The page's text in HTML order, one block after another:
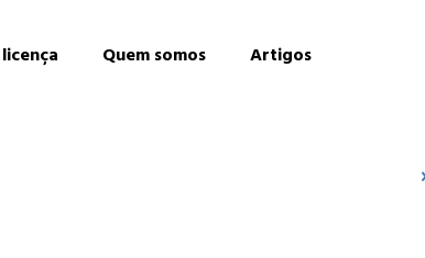
Quem somos Artigos